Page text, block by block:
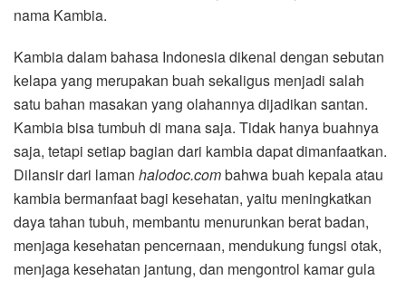
nama Kambia.
Kambia dalam bahasa Indonesia dikenal dengan sebutan
kelapa yang merupakan buah sekaligus menjadi salah
satu bahan masakan yang olahannya dijadikan santan.
Kambia bisa tumbuh di mana saja. Tidak hanya buahnya
saja, tetapi setiap bagian dari kambia dapat dimanfaatkan.
Dilansir dari laman halodoc.combahwa buah kepala atau
kambia bermanfaat bagi kesehatan, yaitu meningkatkan
daya tahan tubuh, membantu menurunkan berat badan,
menjaga kesehatan pencernaan, mendukung fungsi otak,
menjaga kesehatan jantung, dan mengontrol kamar gula